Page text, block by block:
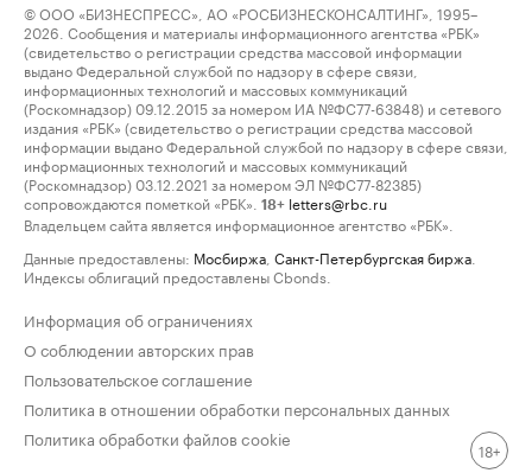
© ООО «БИЗНЕСПРЕСС», АО «РОСБИЗНЕСКОНСАЛТИНГ», 1995–
2026. Сообщения и материалы информационного агентства «РБК»
(свидетельство о регистрации средства массовой информации
выдано Федеральной службой по надзору в сфере связи,
информационных технологий и массовых коммуникаций
(Роскомнадзор) 09.12.2015 за номером ИА №ФС77-63848) и сетевого
издания «РБК» (свидетельство о регистрации средства массовой
информации выдано Федеральной службой по надзору в сфере связи,
информационных технологий и массовых коммуникаций
(Роскомнадзор) 03.12.2021 за номером ЭЛ №ФС77-82385)
сопровождаются пометкой «РБК».
18+ letters@rbc.ru
Владельцем сайта является информационное агентство «РБК».
Данные предоставлены: Мосбиржа Санкт-Петербургская биржа
Индексы облигаций предоставлены Cbonds.
Информация об ограничениях
О соблюдении авторских прав
Пользовательское соглашение
Политика в отношении обработки персональных данных
Политика обработки файлов cookie
18+